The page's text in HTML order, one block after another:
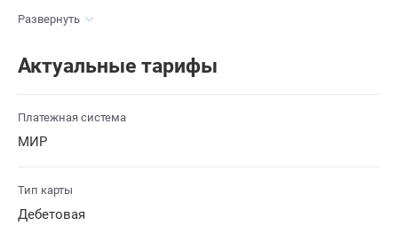
Развернуть
Актуальные тарифы
Платежная система
МИР
Тип карты
Дебетовая